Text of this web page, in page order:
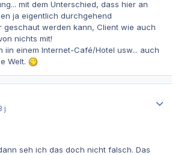
mit dem Unterschied, dass hier an
ja eigentlich durchgehend
geschaut werden kann, Client wie auch
nichts mit!
iin einem Internet-Café/Hotel usw... auch
Welt.
j
seh ich das doch nicht falsch. Das